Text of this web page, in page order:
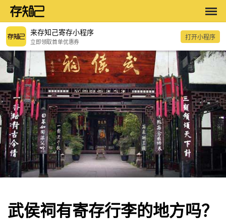
来存知己寄存小程序
立即领取首单优惠券
打开小程序
武侯祠有寄存行李的地方吗？